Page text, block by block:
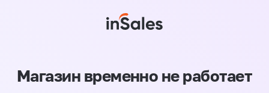
Магазин временно не работает